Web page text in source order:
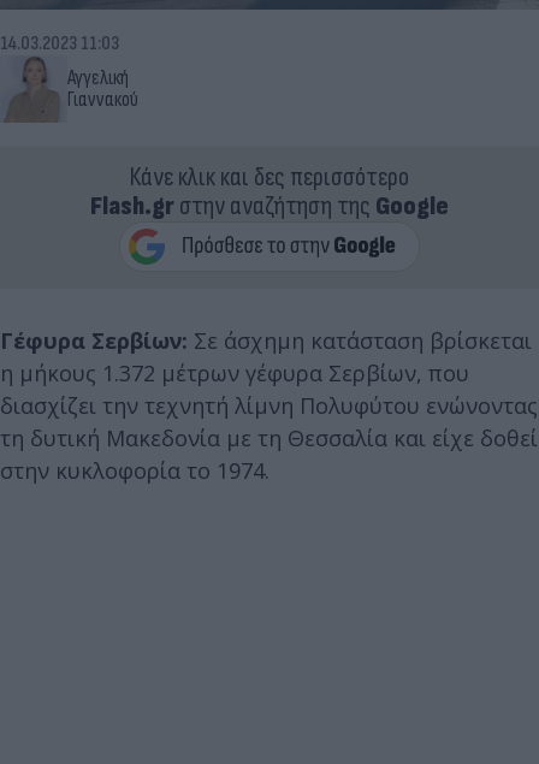
Αγγελική
Γιαννακού
14.03.2023 11:03
Κάνε κλικ και δες περισσότερο
Flash.grστην αναζήτηση της Google
Γέφυρα Σερβίων: Σε άσχημη κατάσταση βρίσκεται
η μήκους 1.372 μέτρων γέφυρα Σερβίων, που
διασχίζει την τεχνητή λίμνη Πολυφύτου ενώνοντας
τη δυτική Μακεδονία με τη Θεσσαλία και είχε δοθεί
στην κυκλοφορία το 1974.